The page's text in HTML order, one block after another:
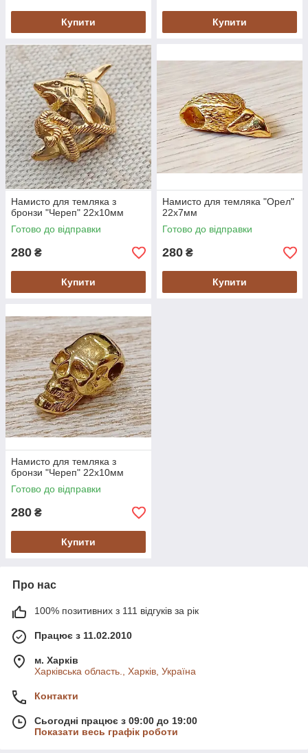
Купити Купити
Намисто для темляка з
бронзи "Череп" 22х10мм
Готово до відправки
280 ₴
Купити
Намисто для темляка "Орел"
22х7мм
Готово до відправки
280 ₴
Купити
Намисто для темляка з
бронзи "Череп" 22х10мм
Готово до відправки
280 ₴
Купити
Про нас
100% позитивних з 111 відгуків за рік
Працює з 11.02.2010
м. Харків
Харківська область., Харків, Україна
Контакти
Сьогодні працює з 09:00 до 19:00
Показати весь графік роботи